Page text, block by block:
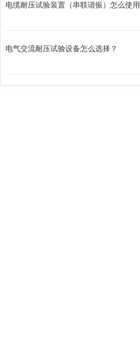
电缆耐压试验装置（串联谐振）怎么使用
电气交流耐压试验设备怎么选择？